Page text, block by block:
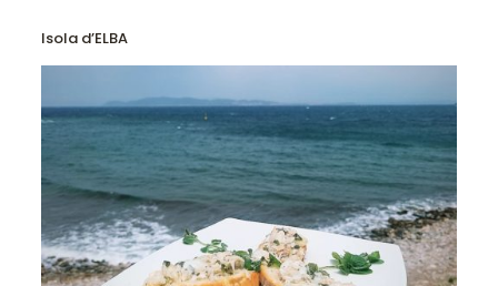
Isola d’ELBA